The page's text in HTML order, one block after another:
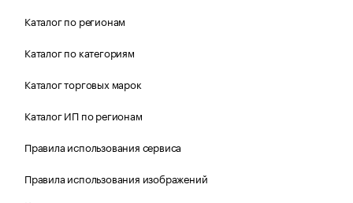
Каталог по регионам
Каталог по категориям
Каталог торговых марок
Каталог ИП по регионам
Правила использования сервиса
Правила использования изображений